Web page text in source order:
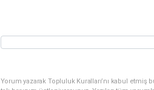
Yorum yazarak Topluluk Kuralları’nı kabul etmiş